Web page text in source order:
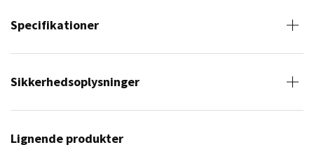
Specifikationer
Sikkerhedsoplysninger
Lignende produkter